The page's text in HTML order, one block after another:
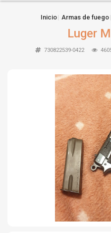
ARMAS CORTAS
TIRO Y COMPETICIÓN
AIRE COMPRIMIDO
OTRAS ARMAS
ACCESORIOS
Inicio Armas de fuego
Luger
730822539-0422